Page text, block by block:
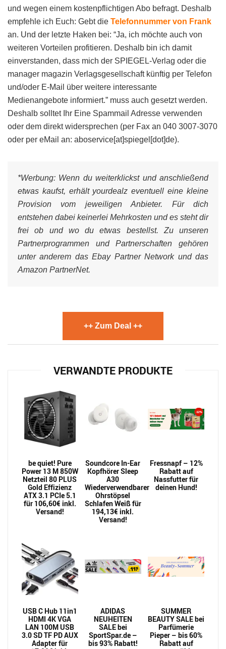
und wegen einem kostenpflichtigen Abo befragt. Deshalb
empfehle ich Euch: Gebt die Telefonnummer von Frank
an. Und der letzte Haken bei: “Ja, ich möchte auch von
weiteren Vorteilen profitieren. Deshalb bin ich damit
einverstanden, dass mich der SPIEGEL-Verlag oder die
manager magazin Verlagsgesellschaft künftig per Telefon
und/oder E-Mail über weitere interessante
Medienangebote informiert.” muss auch gesetzt werden.
Deshalb solltet Ihr Eine Spammail Adresse verwenden
oder dem direkt widersprechen (per Fax an 040 3007-3070
oder per eMail an: aboservice[at]spiegel[dot]de).
*Werbung: Wenn du weiterklickst und anschließend
etwas kaufst, erhält yourdealz eventuell eine kleine
Provision vom jeweiligen Anbieter. Für dich
entstehen dabei keinerlei Mehrkosten und es steht dir
frei ob und wo du etwas bestellst. Zu unseren
Partnerprogrammen und Partnerschaften gehören
unter anderem das Ebay Partner Network und das
Amazon PartnerNet.
++ Zum Deal ++
VERWANDTE PRODUKTE
be quiet! Pure
Power 13 M 850W
Netzteil 80 PLUS
Gold Effizienz
ATX 3.1 PCIe 5.1
für 106,60€ inkl.
Versand!
Soundcore In-Ear
Kopfhörer Sleep
A30
Wiederverwendbarer
Ohrstöpsel
Schlafen Weiß für
194,13€ inkl.
Versand!
Fressnapf – 12%
Rabatt auf
Nassfutter für
deinen Hund!
USB C Hub 11in1
HDMI 4K VGA
LAN 100M USB
3.0 SD TF PD AUX
Adapter für
ADIDAS
NEUHEITEN
SALE bei
SportSpar.de –
bis 93% Rabatt!
SUMMER
BEAUTY SALE bei
Parfümerie
Pieper – bis 60%
Rabatt auf